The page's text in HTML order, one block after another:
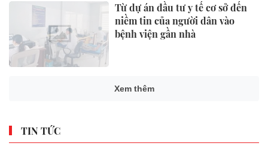
Từ dự án đầu tư y tế cơ sở đến
niềm tin của người dân vào
bệnh viện gần nhà
Xem thêm
TIN TỨC